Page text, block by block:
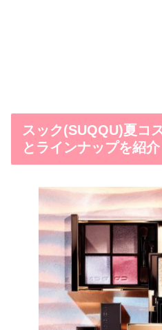
スック(SUQQU)夏コ
とラインナップを紹介